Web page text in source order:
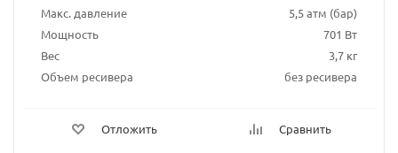
Макс. давление
5,5 атм (бар)
Мощность
701 Вт
Вес
3,7 кг
Объем ресивера
без ресивера
Отложить Сравнить